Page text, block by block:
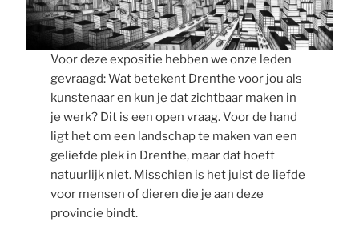
Voor deze expositie hebben we onze leden
gevraagd: Wat betekent Drenthe voor jou als
kunstenaar en kun je dat zichtbaar maken in
je werk? Dit is een open vraag. Voor de hand
ligt het om een landschap te maken van een
geliefde plek in Drenthe, maar dat hoeft
natuurlijk niet. Misschien is het juist de liefde
voor mensen of dieren die je aan deze
provincie bindt.